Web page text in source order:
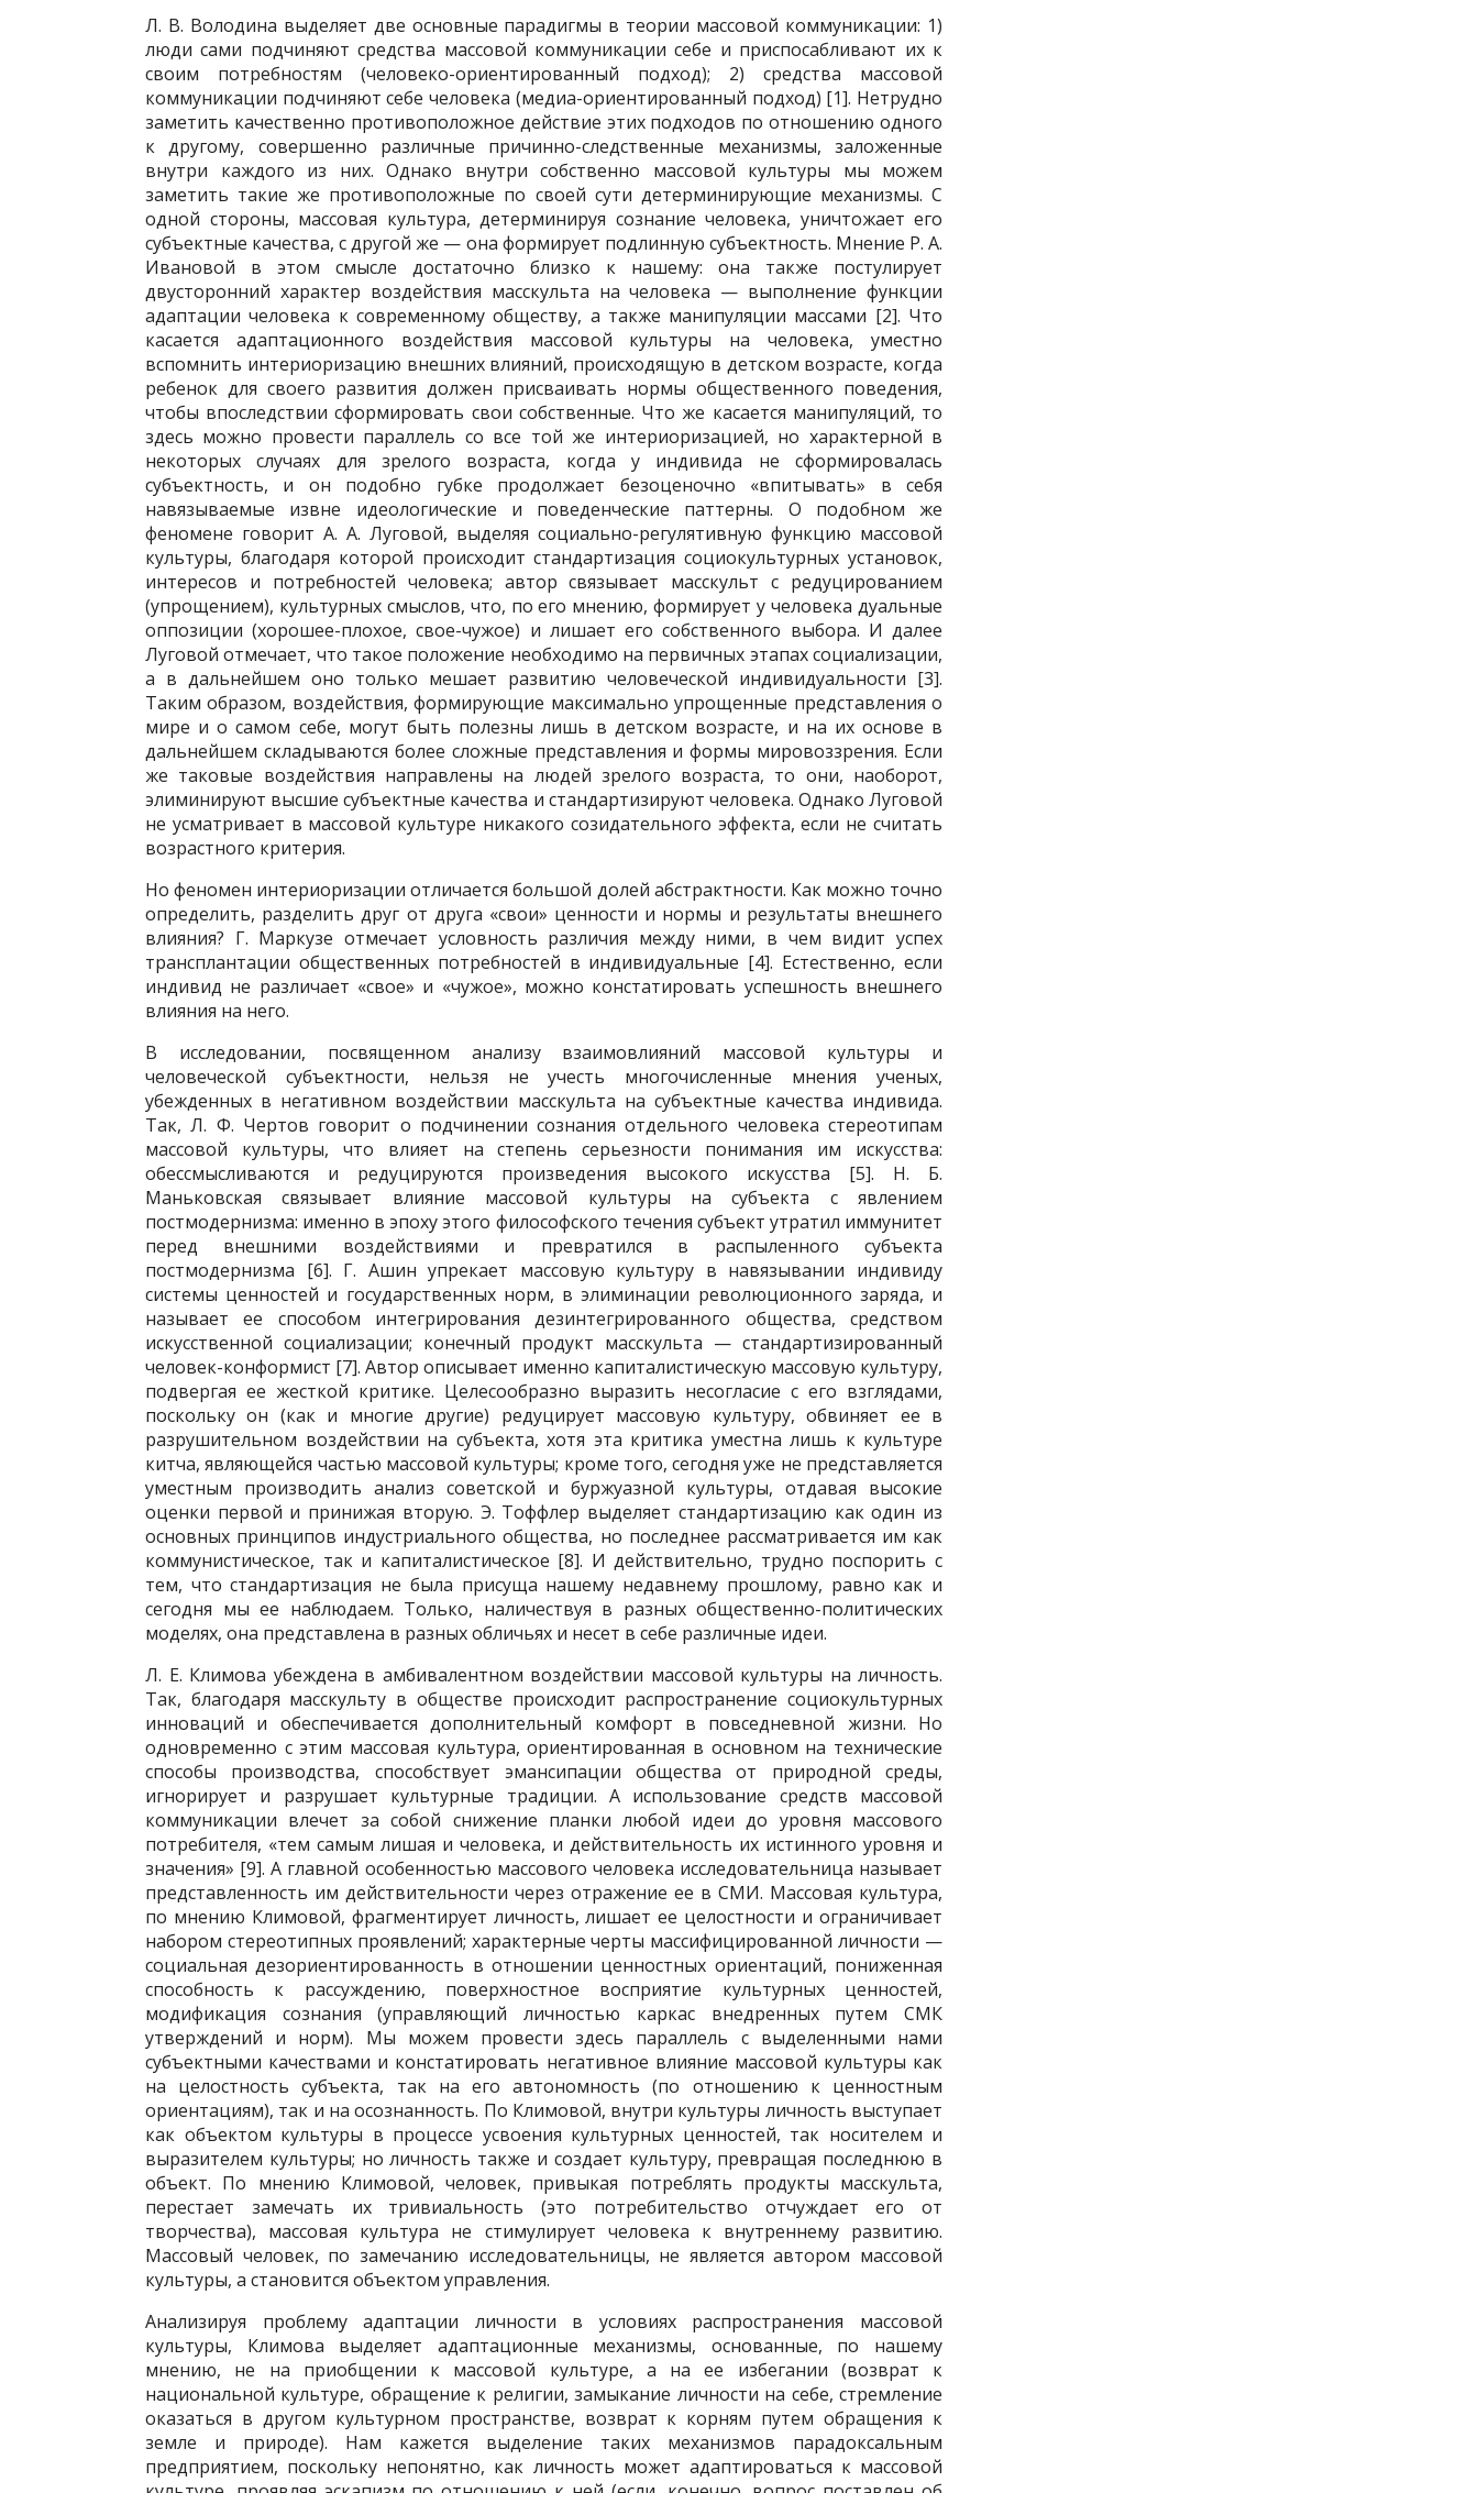
Л. В. Володина выделяет две основные парадигмы в теории массовой коммуникации: 1)
люди сами подчиняют средства массовой коммуникации себе и приспосабливают их к
своим потребностям (человеко-ориентированный подход); 2) средства массовой
коммуникации подчиняют себе человека (медиа-ориентированный подход) [1]. Нетрудно
заметить качественно противоположное действие этих подходов по отношению одного
к другому, совершенно различные причинно-следственные механизмы, заложенные
внутри каждого из них. Однако внутри собственно массовой культуры мы можем
заметить такие же противоположные по своей сути детерминирующие механизмы. С
одной стороны, массовая культура, детерминируя сознание человека, уничтожает его
субъектные качества, с другой же — она формирует подлинную субъектность. Мнение Р. А.
Ивановой в этом смысле достаточно близко к нашему: она также постулирует
двусторонний характер воздействия масскульта на человека — выполнение функции
адаптации человека к современному обществу, а также манипуляции массами [2]. Что
касается адаптационного воздействия массовой культуры на человека, уместно
вспомнить интериоризацию внешних влияний, происходящую в детском возрасте, когда
ребенок для своего развития должен присваивать нормы общественного поведения,
чтобы впоследствии сформировать свои собственные. Что же касается манипуляций, то
здесь можно провести параллель со все той же интериоризацией, но характерной в
некоторых случаях для зрелого возраста, когда у индивида не сформировалась
субъектность, и он подобно губке продолжает безоценочно «впитывать» в себя
навязываемые извне идеологические и поведенческие паттерны. О подобном же
феномене говорит А. А. Луговой, выделяя социально-регулятивную функцию массовой
культуры, благодаря которой происходит стандартизация социокультурных установок,
интересов и потребностей человека; автор связывает масскульт с редуцированием
(упрощением), культурных смыслов, что, по его мнению, формирует у человека дуальные
оппозиции (хорошее-плохое, свое-чужое) и лишает его собственного выбора. И далее
Луговой отмечает, что такое положение необходимо на первичных этапах социализации,
а в дальнейшем оно только мешает развитию человеческой индивидуальности [3].
Таким образом, воздействия, формирующие максимально упрощенные представления о
мире и о самом себе, могут быть полезны лишь в детском возрасте, и на их основе в
дальнейшем складываются более сложные представления и формы мировоззрения. Если
же таковые воздействия направлены на людей зрелого возраста, то они, наоборот,
элиминируют высшие субъектные качества и стандартизируют человека. Однако Луговой
не усматривает в массовой культуре никакого созидательного эффекта, если не считать
возрастного критерия.
Но феномен интериоризации отличается большой долей абстрактности. Как можно точно
определить, разделить друг от друга «свои» ценности и нормы и результаты внешнего
влияния? Г. Маркузе отмечает условность различия между ними, в чем видит успех
трансплантации общественных потребностей в индивидуальные [4]. Естественно, если
индивид не различает «свое» и «чужое», можно констатировать успешность внешнего
влияния на него.
В исследовании, посвященном анализу взаимовлияний массовой культуры и
человеческой субъектности, нельзя не учесть многочисленные мнения ученых,
убежденных в негативном воздействии масскульта на субъектные качества индивида.
Так, Л. Ф. Чертов говорит о подчинении сознания отдельного человека стереотипам
массовой культуры, что влияет на степень серьезности понимания им искусства:
обессмысливаются и редуцируются произведения высокого искусства [5]. Н. Б.
Маньковская связывает влияние массовой культуры на субъекта с явлением
постмодернизма: именно в эпоху этого философского течения субъект утратил иммунитет
перед внешними воздействиями и превратился в распыленного субъекта
постмодернизма [6]. Г. Ашин упрекает массовую культуру в навязывании индивиду
системы ценностей и государственных норм, в элиминации революционного заряда, и
называет ее способом интегрирования дезинтегрированного общества, средством
искусственной социализации; конечный продукт масскульта — стандартизированный
человек-конформист [7]. Автор описывает именно капиталистическую массовую культуру,
подвергая ее жесткой критике. Целесообразно выразить несогласие с его взглядами,
поскольку он (как и многие другие) редуцирует массовую культуру, обвиняет ее в
разрушительном воздействии на субъекта, хотя эта критика уместна лишь к культуре
китча, являющейся частью массовой культуры; кроме того, сегодня уже не представляется
уместным производить анализ советской и буржуазной культуры, отдавая высокие
оценки первой и принижая вторую. Э. Тоффлер выделяет стандартизацию как один из
основных принципов индустриального общества, но последнее рассматривается им как
коммунистическое, так и капиталистическое [8]. И действительно, трудно поспорить с
тем, что стандартизация не была присуща нашему недавнему прошлому, равно как и
сегодня мы ее наблюдаем. Только, наличествуя в разных общественно-политических
моделях, она представлена в разных обличьях и несет в себе различные идеи.
Л. Е. Климова убеждена в амбивалентном воздействии массовой культуры на личность.
Так, благодаря масскульту в обществе происходит распространение социокультурных
инноваций и обеспечивается дополнительный комфорт в повседневной жизни. Но
одновременно с этим массовая культура, ориентированная в основном на технические
способы производства, способствует эмансипации общества от природной среды,
игнорирует и разрушает культурные традиции. А использование средств массовой
коммуникации влечет за собой снижение планки любой идеи до уровня массового
потребителя, «тем самым лишая и человека, и действительность их истинного уровня и
значения» [9]. А главной особенностью массового человека исследовательница называет
представленность им действительности через отражение ее в СМИ. Массовая культура,
по мнению Климовой, фрагментирует личность, лишает ее целостности и ограничивает
набором стереотипных проявлений; характерные черты массифицированной личности —
социальная дезориентированность в отношении ценностных ориентаций, пониженная
способность к рассуждению, поверхностное восприятие культурных ценностей,
модификация сознания (управляющий личностью каркас внедренных путем СМК
утверждений и норм). Мы можем провести здесь параллель с выделенными нами
субъектными качествами и констатировать негативное влияние массовой культуры как
на целостность субъекта, так на его автономность (по отношению к ценностным
ориентациям), так и на осознанность. По Климовой, внутри культуры личность выступает
как объектом культуры в процессе усвоения культурных ценностей, так носителем и
выразителем культуры; но личность также и создает культуру, превращая последнюю в
объект. По мнению Климовой, человек, привыкая потреблять продукты масскульта,
перестает замечать их тривиальность (это потребительство отчуждает его от
творчества), массовая культура не стимулирует человека к внутреннему развитию.
Массовый человек, по замечанию исследовательницы, не является автором массовой
культуры, а становится объектом управления.
Анализируя проблему адаптации личности в условиях распространения массовой
культуры, Климова выделяет адаптационные механизмы, основанные, по нашему
мнению, не на приобщении к массовой культуре, а на ее избегании (возврат к
национальной культуре, обращение к религии, замыкание личности на себе, стремление
оказаться в другом культурном пространстве, возврат к корням путем обращения к
земле и природе). Нам кажется выделение таких механизмов парадоксальным
предприятием, поскольку непонятно, как личность может адаптироваться к массовой